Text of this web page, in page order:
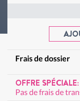
Frais de dossier
OFFRE SPÉCIALE:
Pas de frais de